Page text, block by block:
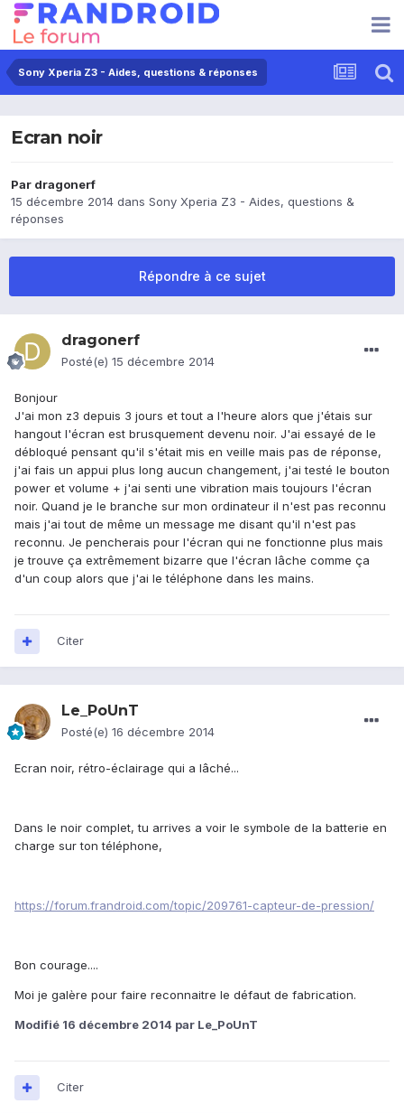
Sony Xperia Z3 - Aides, questions & réponses
Ecran noir
Par dragonerf
15 décembre 2014 dans Sony Xperia Z3 - Aides, questions &
réponses
Répondre à ce sujet
dragonerf
Posté(e) 15 décembre 2014
Bonjour
J'ai mon z3 depuis 3 jours et tout a l'heure alors que j'étais sur
hangout l'écran est brusquement devenu noir. J'ai essayé de le
débloqué pensant qu'il s'était mis en veille mais pas de réponse,
j'ai fais un appui plus long aucun changement, j'ai testé le bouton
power et volume + j'ai senti une vibration mais toujours l'écran
noir. Quand je le branche sur mon ordinateur il n'est pas reconnu
mais j'ai tout de même un message me disant qu'il n'est pas
reconnu. Je pencherais pour l'écran qui ne fonctionne plus mais
je trouve ça extrêmement bizarre que l'écran lâche comme ça
d'un coup alors que j'ai le téléphone dans les mains.
Citer
Le_PoUnT
Posté(e) 16 décembre 2014
Ecran noir, rétro-éclairage qui a lâché...
Dans le noir complet, tu arrives a voir le symbole de la batterie en
charge sur ton téléphone,
https://forum.frandroid.com/topic/209761-capteur-de-pression/
Bon courage....
Moi je galère pour faire reconnaitre le défaut de fabrication.
Modifié 16 décembre 2014 par Le_PoUnT
Citer